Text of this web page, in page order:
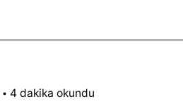
4 dakika okundu